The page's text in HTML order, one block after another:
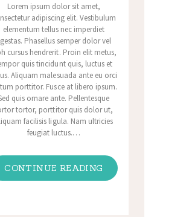
Lorem ipsum dolor sit amet,
adipiscing elit. Vestibulum
elementum tellus nec imperdiet
Phasellus semper dolor vel
cursus hendrerit. Proin elit metus,
quis tincidunt quis, luctus et
Aliquam malesuada ante eu orci
porttitor. Fusce at libero ipsum.
quis ornare ante. Pellentesque
tortor, porttitor quis dolor ut,
facilisis ligula. Nam ultricies
feugiat luctus.…
CONTINUE READING